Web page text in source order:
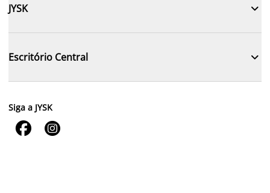
JYSK 
Escritório Central 
Siga a JYSK
 